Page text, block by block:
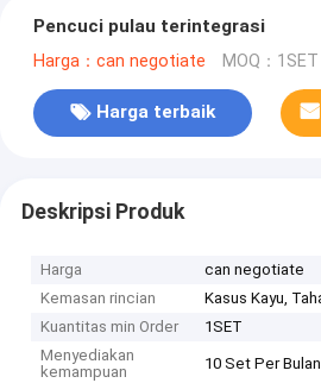
Pencuci pulau terintegrasi
Harga：can negotiate MOQ：1SET
Harga terbaik
Deskripsi Produk
Harga
can negotiate
Kemasan rincian
Kasus Kayu,
Kuantitas min Order
1SET
Menyediakan
kemampuan
10 Set Per Bulan